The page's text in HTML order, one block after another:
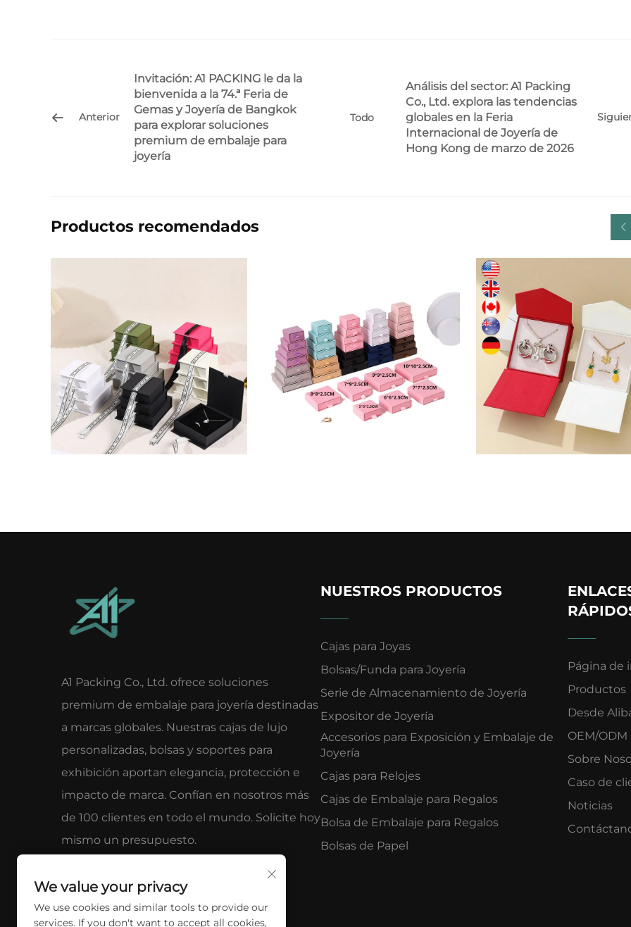
Anterior
Invitación: A1 PACKING le da la
bienvenida a la 74.ª Feria de
Gemas y Joyería de Bangkok
para explorar soluciones
premium de embalaje para
joyería
Todo
Análisis del sector: A1 Packing
Co., Ltd. explora las tendencias
globales en la Feria
Internacional de Joyería de
Hong Kong de marzo de 2026
Productos recomendados
A1 Packing Co., Ltd. ofrece soluciones
premium de embalaje para joyería destinadas
a marcas globales. Nuestras cajas de lujo
personalizadas, bolsas y soportes para
exhibición aportan elegancia, protección e
impacto de marca. Confían en nosotros más
de 100 clientes en todo el mundo. Solicite hoy
mismo un presupuesto.
NUESTROS PRODUCTOS
Cajas para Joyas
Bolsas/Funda para Joyería
Serie de Almacenamiento de Joyería
Expositor de Joyería
Accesorios para Exposición y Embalaje de
Joyería
Cajas para Relojes
Cajas de Embalaje para Regalos
Bolsa de Embalaje para Regalos
Bolsas de Papel
Página de
Productos
Desde
OEM/ODM
Sobre
Caso de
Noticias
We value your privacy
We use cookies and similar tools to provide our
services. If you don't want to accept all cookies,